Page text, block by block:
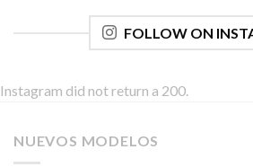
FOLLOW ON
Instagram did not return a 200.
NUEVOS MODELOS